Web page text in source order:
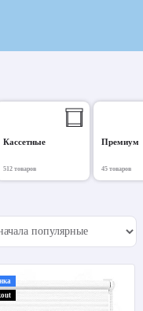
Кассетные
512 товаров
Премиум
45 товаров